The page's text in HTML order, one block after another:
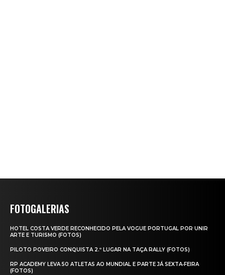
FOTOGALERIAS
HOTEL COSTA VERDE RECONHECIDO PELA VOGUE PORTUGAL POR UNIR
ARTE E TURISMO (FOTOS)
PILOTO POVEIRO CONQUISTA 2.º LUGAR NA TAÇA RALLY (FOTOS)
RP ACADEMY LEVA 50 ATLETAS AO MUNDIAL E PARTE JÁ SEXTA‑FEIRA
(FOTOS)